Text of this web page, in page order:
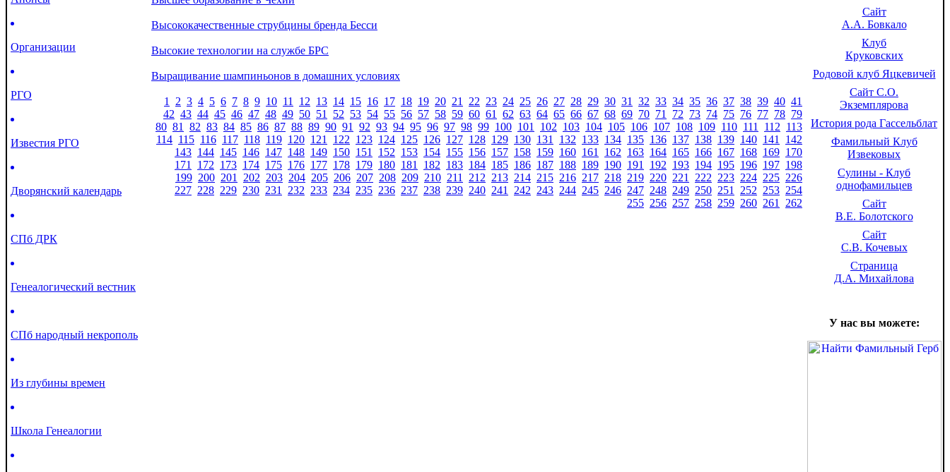
Организации
РГО
Известия РГО
Дворянский календарь
СПб ДРК
Генеалогический вестник
СПб народный некрополь
Из глубины времен
Школа Генеалогии
Высококачественные струбцины бренда Бесси
Высокие технологии на службе БРС
Выращивание шампиньонов в домашних условиях
1 2 3 4 5 6 7 8 9 10 11 12 13 14 15 16 17 18 19 20 21 22 23 24 25 26 27 28 29 30 31 32 33 34 35 36 37 38 39 40 41
42 43 44 45 46 47 48 49 50 51 52 53 54 55 56 57 58 59 60 61 62 63 64 65 66 67 68 69 70 71 72 73 74 75 76 77 78 79
80 81 82 83 84 85 86 87 88 89 90 91 92 93 94 95 96 97 98 99 100 101 102 103 104 105 106 107 108 109 110 111 112 113
114 115 116 117 118 119 120 121 122 123 124 125 126 127 128 129 130 131 132 133 134 135 136 137 138 139 140 141 142
143 144 145 146 147 148 149 150 151 152 153 154 155 156 157 158 159 160 161 162 163 164 165 166 167 168 169 170
171 172 173 174 175 176 177 178 179 180 181 182 183 184 185 186 187 188 189 190 191 192 193 194 195 196 197 198
199 200 201 202 203 204 205 206 207 208 209 210 211 212 213 214 215 216 217 218 219 220 221 222 223 224 225 226
227 228 229 230 231 232 233 234 235 236 237 238 239 240 241 242 243 244 245 246 247 248 249 250 251 252 253 254
255 256 257 258 259 260 261 262
Сайт
А.А. Бовкало
Клуб
Круковских
Родовой клуб Яцкевичей
Сайт С.О.
Экземплярова
История рода Гассельблат
Фамильный Клуб
Извековых
Сулины - Клуб
однофамильцев
Сайт
В.Е. Болотского
Сайт
С.В. Кочевых
Страница
Д.А. Михайлова
У нас вы можете: